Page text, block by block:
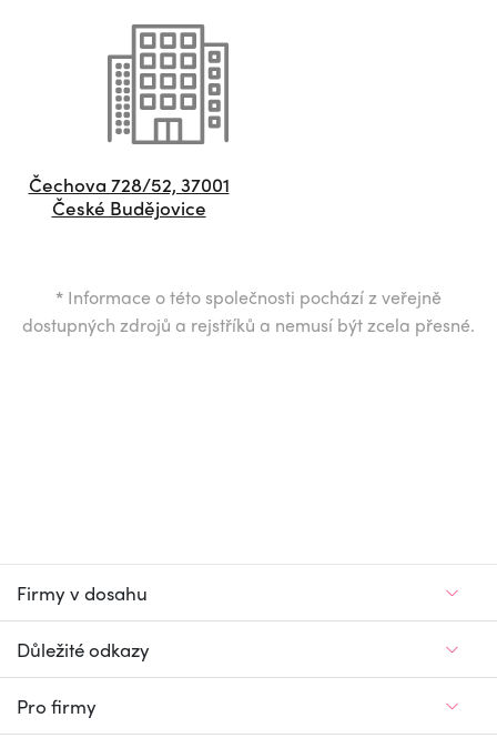
Čechova 728/52, 37001
České Budějovice
* Informace o této společnosti pochází z veřejně
dostupných zdrojů a rejstříků a nemusí být zcela přesné.
Firmy v dosahu
Důležité odkazy
Pro firmy